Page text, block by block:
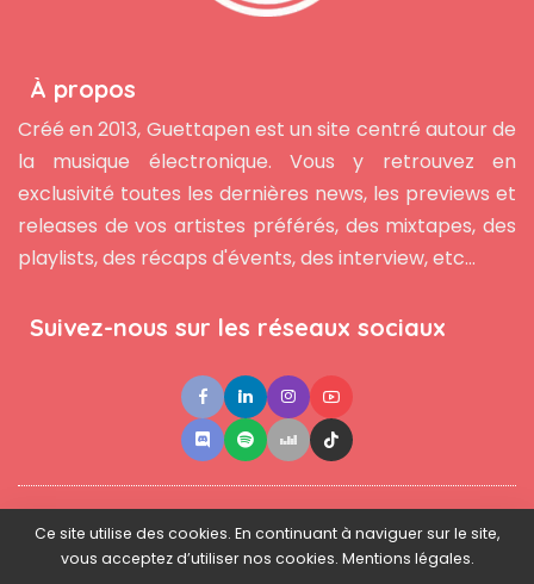
À propos
Créé en 2013, Guettapen est un site centré autour de
la musique électronique. Vous y retrouvez en
exclusivité toutes les dernières news, les previews et
releases de vos artistes préférés, des mixtapes, des
playlists, des récaps d'évents, des interview, etc...
Suivez-nous sur les réseaux sociaux
Contact ●Newsletter ● L'équipe ● Mentions légales
Ce site utilise des cookies. En continuant à naviguer sur le site,
vous acceptez d’utiliser nos cookies. Mentions légales.